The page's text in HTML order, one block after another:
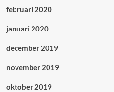
februari 2020
januari 2020
december 2019
november 2019
oktober 2019